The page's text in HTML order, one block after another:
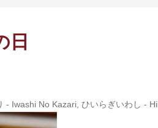
日
Iwashi No Kazari, ひいらぎいわし -